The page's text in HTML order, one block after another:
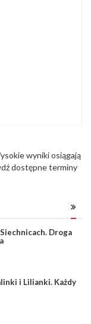
wyniki osiągają
dostępne terminy
Droga
i Lilianki. Każdy